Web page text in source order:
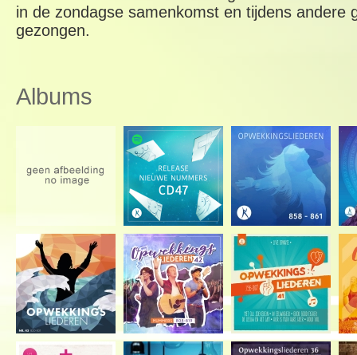
in de zondagse samenkomst en tijdens andere
gezongen.
Albums